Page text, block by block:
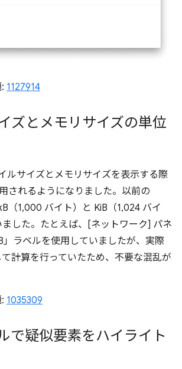
1127914
ズとメモリサイズの単位
ルサイズとメモリサイズを表示する際
されるようになりました。以前の
（1,000 バイト）と KiB（1,024 バイ
ました。たとえば、[ネットワーク] パネ
」ラベルを使用していましたが、実際
計算を行っていたため、不要な混乱が
1035309
で疑似要素をハイライト